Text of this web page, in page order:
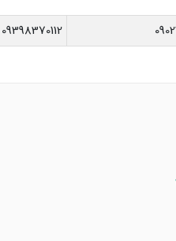
09398370112